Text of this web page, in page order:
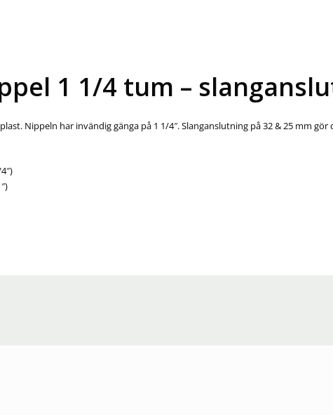
1 1/4 tum –
Nippeln har invändig gänga på 1 1/4″. Slanganslutning på 32 & 25 mm